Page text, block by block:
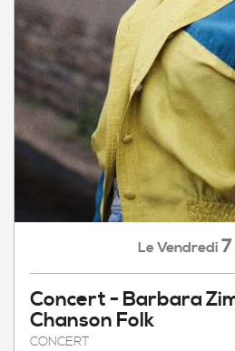
Le Vendredi 7
Concert - Barbara
Chanson Folk
CONCERT